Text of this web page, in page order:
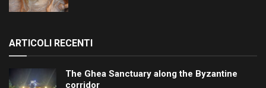
ARTICOLI RECENTI
The Ghea Sanctuary along the Byzantine
corridor